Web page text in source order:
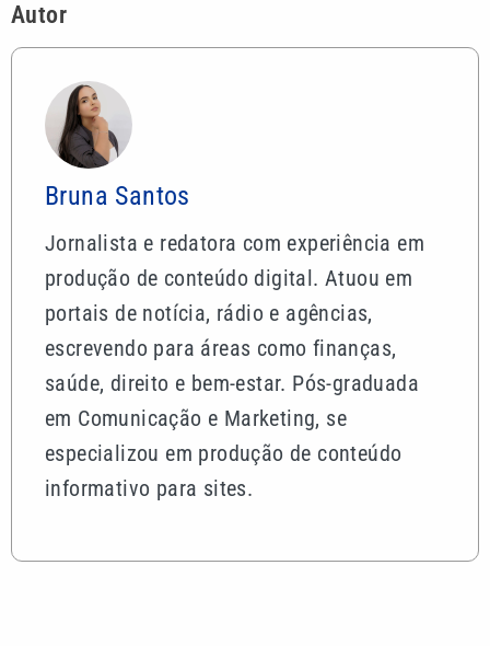
Autor
Bruna Santos
Jornalista e redatora com experiência em
produção de conteúdo digital. Atuou em
portais de notícia, rádio e agências,
escrevendo para áreas como finanças,
saúde, direito e bem-estar. Pós-graduada
em Comunicação e Marketing, se
especializou em produção de conteúdo
informativo para sites.